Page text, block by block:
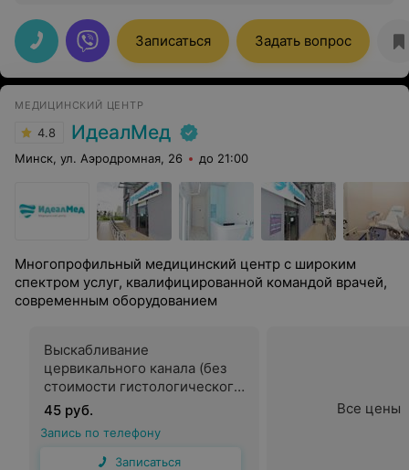
- это все о Марине Норбартовне.
Записаться Задать вопрос
МЕДИЦИНСКИЙ ЦЕНТР
4.8 ИдеалМед
Минск, ул. Аэродромная, 26 до 21:00
Многопрофильный медицинский центр с широким
спектром услуг, квалифицированной командой врачей,
современным оборудованием
Выскабливание
цервикального канала (без
стоимости гистологического
исследования)
45 руб.
Запись по телефону
Записаться
Все цены